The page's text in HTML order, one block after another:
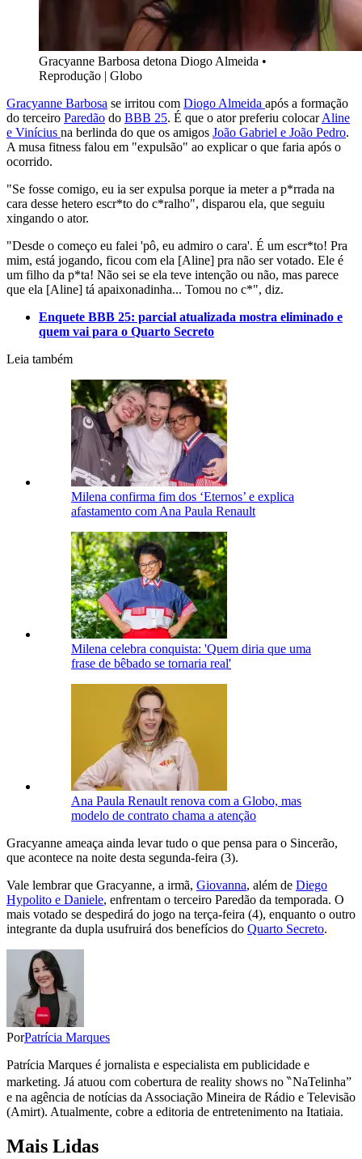
Gracyanne Barbosa detona Diogo Almeida •
Reprodução | Globo
Gracyanne Barbosa se irritou com Diogo Almeida após a formação
do terceiro Paredão do BBB 25. É que o ator preferiu colocarAline
e Vinícius na berlinda do que os amigos João Gabriel e João Pedro.
A musa fitness falou em "expulsão" ao explicar o que faria após o
ocorrido.
"Se fosse comigo, eu ia ser expulsa porque ia meter a p*rrada na
cara desse hetero escr*to do c*ralho", disparou ela, que seguiu
xingando o ator.
"Desde o começo eu falei 'pô, eu admiro o cara'. É um escr*to! Pra
mim, está jogando, ficou com ela [Aline] pra não ser votado. Ele é
um filho da p*ta! Não sei se ela teve intenção ou não, mas parece
que ela [Aline] tá apaixonadinha... Tomou no c*", diz.
Enquete BBB 25: parcial atualizada mostra eliminado e
quem vai para o Quarto Secreto
Leia também
Milena confirma fim dos ‘Eternos’ e explica
afastamento com Ana Paula Renault
Milena celebra conquista: 'Quem diria que uma
frase de bêbado se tornaria real'
Ana Paula Renault renova com a Globo, mas
modelo de contrato chama a atenção
Gracyanne ameaça ainda levar tudo o que pensa para o Sincerão,
que acontece na noite desta segunda-feira (3).
Vale lembrar que Gracyanne, a irmã, Giovanna, além de Diego
Hypolito e Daniele, enfrentam o terceiro Paredão da temporada. O
mais votado se despedirá do jogo na terça-feira (4), enquanto o outro
integrante da dupla usufruirá dos benefícios do Quarto Secreto.
PorPatrícia Marques
Patrícia Marques é jornalista e especialista em publicidade e
marketing. Já atuou com cobertura de reality shows no ‶NaTelinha”
e na agência de notícias da Associação Mineira de Rádio e Televisão
(Amirt). Atualmente, cobre a editoria de entretenimento na Itatiaia.
Mais Lidas